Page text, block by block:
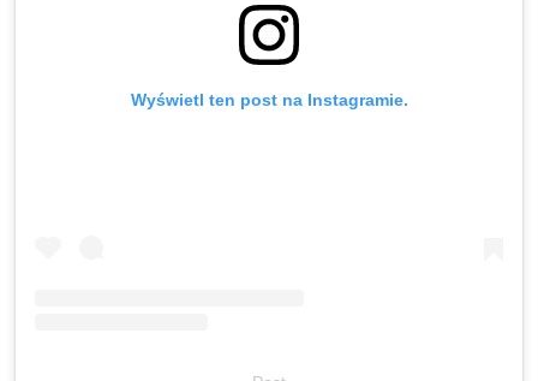
Wyświetl ten post na Instagramie.